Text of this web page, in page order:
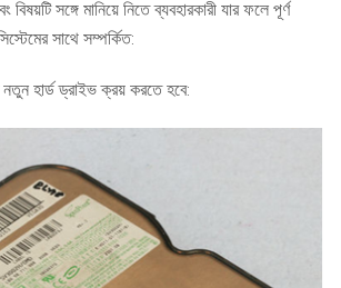
সঙ্গে মানিয়ে নিতে ব্যবহারকারী যার ফলে পূর্ণ
সাথে সম্পর্কিত:
হার্ড ড্রাইভ ক্রয় করতে হবে: